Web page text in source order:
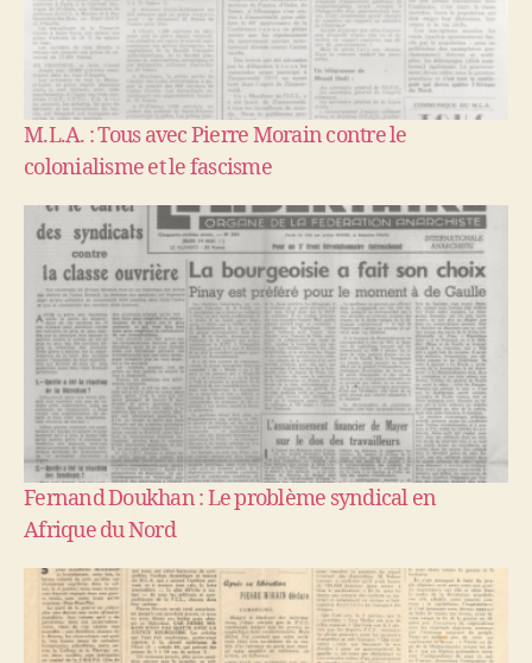
M.L.A. : Tous avec Pierre Morain contre le
colonialisme et le fascisme
Fernand Doukhan : Le problème syndical en
Afrique du Nord